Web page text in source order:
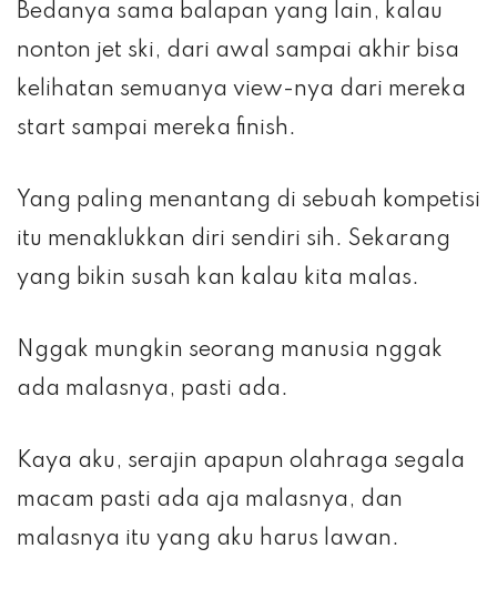
Bedanya sama balapan yang lain, kalau
nonton jet ski, dari awal sampai akhir bisa
kelihatan semuanya view-nya dari mereka
start sampai mereka finish.
Yang paling menantang di sebuah kompetisi
itu menaklukkan diri sendiri sih. Sekarang
yang bikin susah kan kalau kita malas.
Nggak mungkin seorang manusia nggak
ada malasnya, pasti ada.
Kaya aku, serajin apapun olahraga segala
macam pasti ada aja malasnya, dan
malasnya itu yang aku harus lawan.